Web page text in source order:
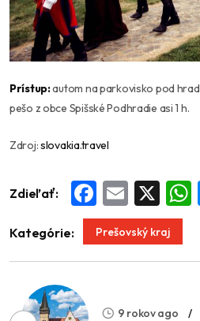
Prístup:autom na parkovisko pod
pešo z obce Spišské Podhradie asi 1 h.
Zdroj:slovakia.travel
Zdieľať: Facebook
Email
Kategórie: Prešovský kraj
9 rokov ago